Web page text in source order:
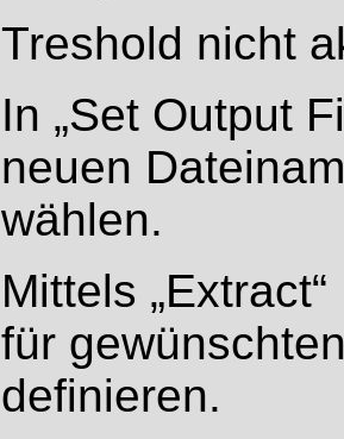
Treshold nicht
In „Set Output
neuen
wählen.
Mittels
für
definieren.